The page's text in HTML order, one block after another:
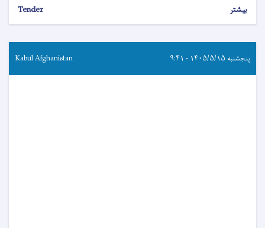
بیشتر Tender
پنجشنبه ۱۴۰۵/۵/۱۵ - ۹:۴۱ Kabul Afghanistan